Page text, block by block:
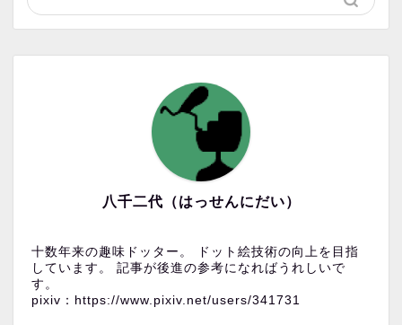
八千二代（はっせんにだい）
十数年来の趣味ドッター。 ドット絵技術の向上を目指
しています。 記事が後進の参考になればうれしいで
す。
pixiv：https://www.pixiv.net/users/341731